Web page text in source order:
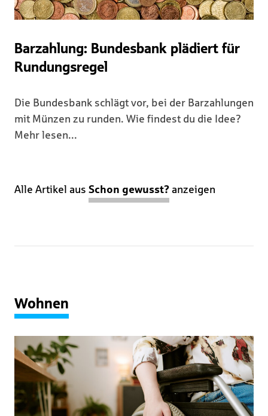
Barzahlung: Bundesbank plädiert für
Rundungsregel
Die Bundesbank schlägt vor, bei der Barzahlungen
mit Münzen zu runden. Wie findest du die Idee?
Mehr lesen...
Alle Artikel aus Schon gewusst? anzeigen
Wohnen